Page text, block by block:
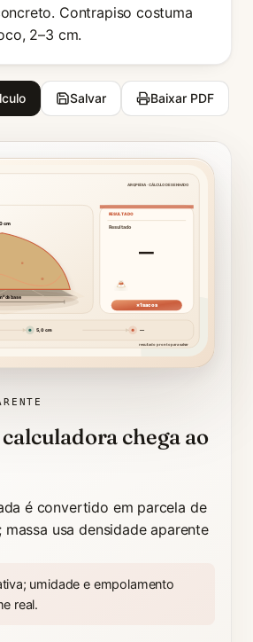
Contrapiso costuma
2–3 cm.
Salvar Baixar PDF
ARQPEDIA · CÁLCULO DESENHADO
de base
cm
RESULTADO
Resultado
—
×1 sacos
5,0 cm —
resultado pronto para salvar
ilustrada resultado reservado
A camada executada e o volume físico de
chega ao
é convertido em parcela de
usa densidade aparente
umidade e empolamento
real.